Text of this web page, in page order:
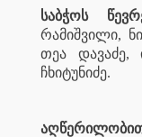
საბჭოს
რამიშვილი,
თეა დავაძე,
ჩხიტუნიძე.